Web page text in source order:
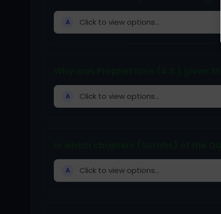
A Click to view options...
A Click to view options...
A Click to view options...